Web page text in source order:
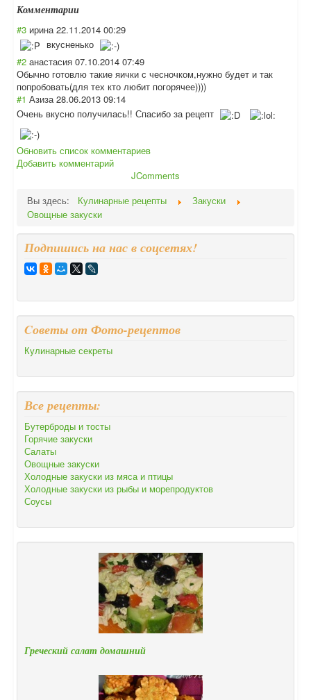
Комментарии
#3 ирина 22.11.2014 00:29
вкусненько
#2 анастасия 07.10.2014 07:49
Обычно готовлю такие яички с чесночком,нужно будет и так
попробовать(для тех кто любит погорячее))))
#1 Азиза 28.06.2013 09:14
Очень вкусно получилась!! Спасибо за рецепт
Обновить список комментариев
Добавить комментарий
JComments
Вы здесь:
Кулинарные рецепты
Закуски
Овощные закуски
Подпишись на нас в соцсетях!
Cоветы от Фото-рецептов
Кулинарные секреты
Все рецепты:
Бутерброды и тосты
Горячие закуски
Салаты
Овощные закуски
Холодные закуски из мяса и птицы
Холодные закуски из рыбы и морепродуктов
Соусы
Греческий салат домашний